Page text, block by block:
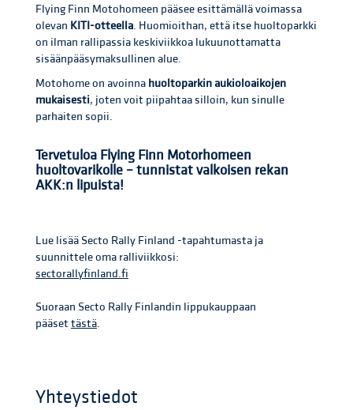
Flying Finn Motohomeen pääsee esittämällä voimassa
olevan KITI-otteella. Huomioithan, että itse huoltoparkki
on ilman rallipassia keskiviikkoa lukuunottamatta
sisäänpääsymaksullinen alue.
Motohome on avoinna huoltoparkin aukioloaikojen
mukaisesti, joten voit piipahtaa silloin, kun sinulle
parhaiten sopii.
Tervetuloa Flying Finn Motorhomeen
huoltovarikolle – tunnistat valkoisen rekan
AKK:n lipuista!
Lue lisää Secto Rally Finland -tapahtumasta ja
suunnittele oma ralliviikkosi:
sectorallyfinland.fi
Suoraan Secto Rally Finlandin lippukauppaan
pääset tästä.
Yhteystiedot